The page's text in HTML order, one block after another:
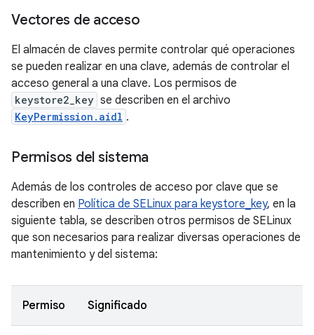
Vectores de acceso
El almacén de claves permite controlar qué operaciones
se pueden realizar en una clave, además de controlar el
acceso general a una clave. Los permisos de
keystore2_key se describen en el archivo
KeyPermission.aidl .
Permisos del sistema
Además de los controles de acceso por clave que se
describen en Política de SELinux para keystore_key, en la
siguiente tabla, se describen otros permisos de SELinux
que son necesarios para realizar diversas operaciones de
mantenimiento y del sistema:
Permiso Significado